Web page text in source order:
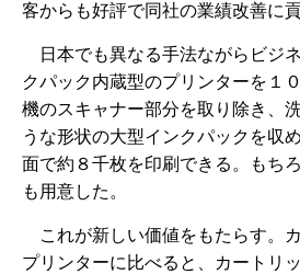
客からも好評で同社の業績改善に貢
日本でも異なる手法ながらビジ
クパック内蔵型のプリンターを１
機のスキャナー部分を取り除き、
うな形状の大型インクパックを収
面で約８千枚を印刷できる。もち
も用意した。
これが新しい価値をもたらす。
プリンターに比べると、カートリ